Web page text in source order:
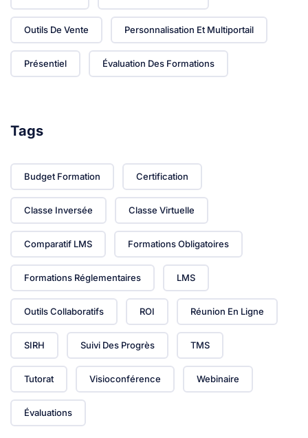
Outils De Vente Personnalisation Et Multiportail
Présentiel Évaluation Des Formations
Tags
Budget Formation Certification
Classe Inversée Classe Virtuelle
Comparatif LMS Formations Obligatoires
Formations Réglementaires LMS
Outils Collaboratifs ROI Réunion En Ligne
SIRH Suivi Des Progrès TMS
Tutorat Visioconférence Webinaire
Évaluations